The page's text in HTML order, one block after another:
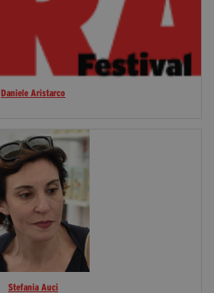
Daniele Aristarco
Stefania Auci